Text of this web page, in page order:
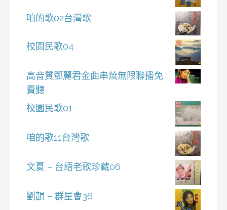
咱的歌02台灣歌
校園民歌04
高音質鄧麗君金曲串燒無限聯播免
費聽
校園民歌01
咱的歌11台灣歌
文夏 – 台語老歌珍藏06
劉韻 – 群星會36